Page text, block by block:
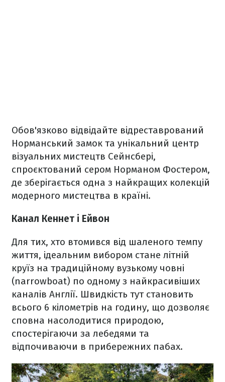
Обов'язково відвідайте відреставрований
Норманський замок та унікальний центр
візуальних мистецтв Сейнсбері,
спроєктований сером Норманом Фостером,
де зберігається одна з найкращих колекцій
модерного мистецтва в країні.
Канал Кеннет і Ейвон
Для тих, хто втомився від шаленого темпу
життя, ідеальним вибором стане літній
круїз на традиційному вузькому човні
(narrowboat) по одному з найкрасивіших
каналів Англії. Швидкість тут становить
всього 6 кілометрів на годину, що дозволяє
сповна насолодитися природою,
спостерігаючи за лебедями та
відпочиваючи в прибережних пабах.